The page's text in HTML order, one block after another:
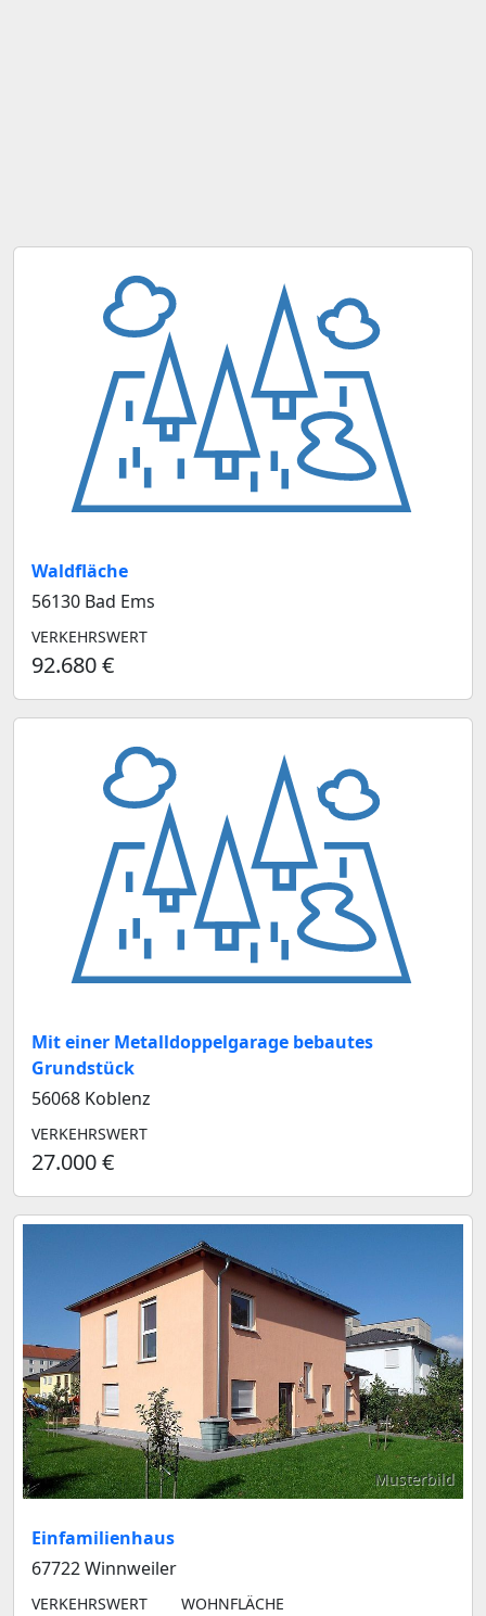
Waldfläche
56130 Bad Ems
VERKEHRSWERT
92.680 €
Mit einer Metalldoppelgarage bebautes
Grundstück
56068 Koblenz
VERKEHRSWERT
27.000 €
Musterbild
Einfamilienhaus
67722 Winnweiler
VERKEHRSWERT
WOHNFLÄCHE